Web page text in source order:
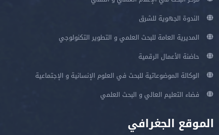
الندوة الجهوية للشرق
المديرية العامة للبحث العلمي و التطوير التكنولوجي
حاضنة الأعمال الرقمية
الوكالة الموضوعاتية للبحث في العلوم الإنسانية و الإجتماعية
فضاء التعليم العالي و البحث العلمي
الموقع الجغرافي